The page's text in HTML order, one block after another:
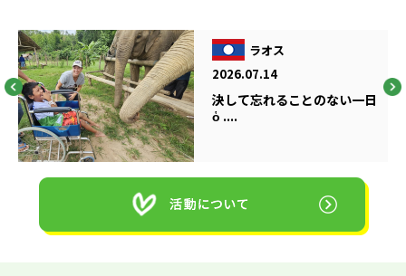
ラオス
2026.07.14
決して忘れることのない一日
ὁ ....